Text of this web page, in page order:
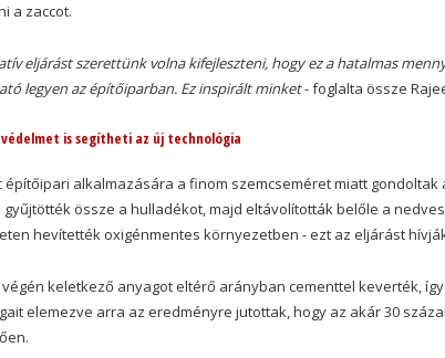
a zaccot.
eljárást szerettünk volna kifejleszteni, hogy ez a hatalmas
legyen az építőiparban. Ez inspirált minket- foglalta össze
is segítheti az új technológia
építőipari alkalmazására a finom szemcseméret miatt
össze a hulladékot, majd eltávolították belőle a
hevítették oxigénmentes környezetben - ezt az eljárást
keletkező anyagot eltérő arányban cementtel keverték,
elemezve arra az eredményre jutottak, hogy az akár 30